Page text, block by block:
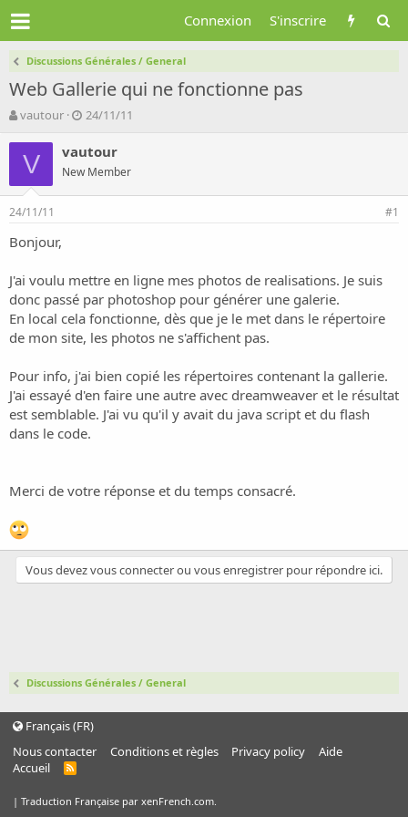
Connexion S'inscrire
Discussions Générales / General
Web Gallerie qui ne fonctionne pas
A
t
e
r
d
l
d
i
c
u
s
i
o
vautour
D
t
d
e
t
24/11/11
V vautour
New Member
24/11/11 #1
Bonjour,
J'ai voulu mettre en ligne mes photos de realisations. Je suis
donc passé par photoshop pour générer une galerie.
En local cela fonctionne, dès que je le met dans le répertoire
de mon site, les photos ne s'affichent pas.
Pour info, j'ai bien copié les répertoires contenant la gallerie.
J'ai essayé d'en faire une autre avec dreamweaver et le résultat
est semblable. J'ai vu qu'il y avait du java script et du flash
dans le code.
Merci de votre réponse et du temps consacré.
Vous devez vous connecter ou vous enregistrer pour répondre ici.
Discussions Générales / General
Français (FR)
Nous contacter
Conditions et règles Privacy policy
Aide
Accueil
R
| Traduction Française par xenFrench.com.